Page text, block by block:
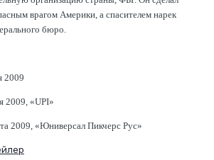
врагом Америки, а спасителем нарек
бюро.
2009
2009, «UPI»
2009, «Юниверсал Пикчерс Рус»